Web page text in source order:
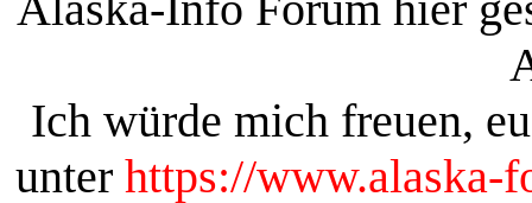
Ich würde mich freuen,
unter https://www.alaska-